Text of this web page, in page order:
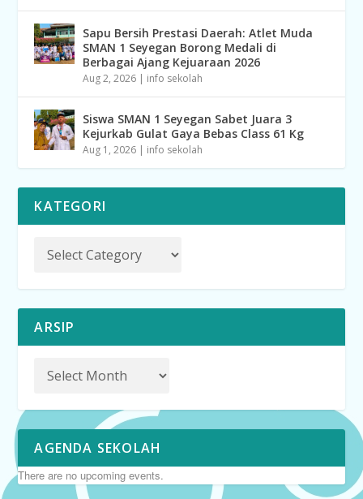
Sapu Bersih Prestasi Daerah: Atlet Muda
SMAN 1 Seyegan Borong Medali di
Berbagai Ajang Kejuaraan 2026
Aug 2, 2026 | info sekolah
Siswa SMAN 1 Seyegan Sabet Juara 3
Kejurkab Gulat Gaya Bebas Class 61 Kg
Aug 1, 2026 | info sekolah
KATEGORI
ARSIP
AGENDA SEKOLAH
There are no upcoming events.